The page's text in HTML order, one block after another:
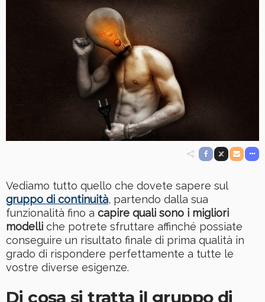
Vediamo tutto quello che dovete sapere sul
gruppo di continuità, partendo dalla sua
funzionalità fino a capire quali sono i migliori
modelli che potrete sfruttare affinché possiate
conseguire un risultato finale di prima qualità in
grado di rispondere perfettamente a tutte le
vostre diverse esigenze.
Di cosa si tratta il gruppo di